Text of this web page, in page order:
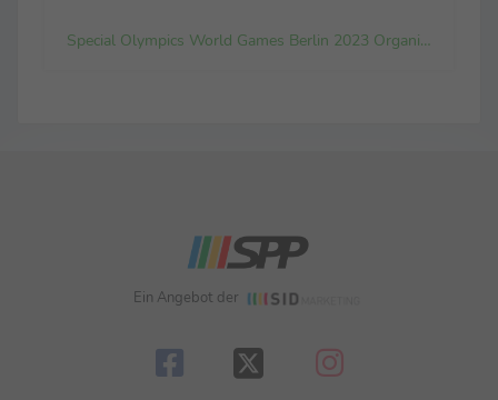
Special Olympics World Games Berlin 2023 Organizing Committee gGmbH
Ein Angebot der